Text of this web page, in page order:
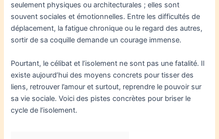
seulement physiques ou architecturales ; elles sont
souvent sociales et émotionnelles. Entre les difficultés de
déplacement, la fatigue chronique ou le regard des autres,
sortir de sa coquille demande un courage immense.
Pourtant, le célibat et l’isolement ne sont pas une fatalité. Il
existe aujourd’hui des moyens concrets pour tisser des
liens, retrouver l’amour et surtout, reprendre le pouvoir sur
sa vie sociale. Voici des pistes concrètes pour briser le
cycle de l’isolement.